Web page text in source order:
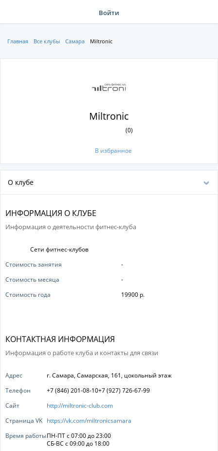
Войти
Главная Все клубы Самара Miltronic
Miltronic
(0)
В избранное
О клубе
ИНФОРМАЦИЯ О КЛУБЕ
Информация о деятельности фитнес-клуба
Сети фитнес-клубов
Стоимость занятия
-
Стоимость месяца
-
Стоимость года
19900 р.
КОНТАКТНАЯ ИНФОРМАЦИЯ
Информация о работе клуба и контакты для связи
Адрес
г. Самара, Самарская, 161, цокольный этаж
Телефон
+7 (846) 201-08-10+7 (927) 726-67-99
Сайт
http://miltronic-club.com
Страница VK https://vk.com/miltronicsamara
Время работыПН-ПТ с 07:00 до 23:00
СБ-ВС с 09:00 до 18:00